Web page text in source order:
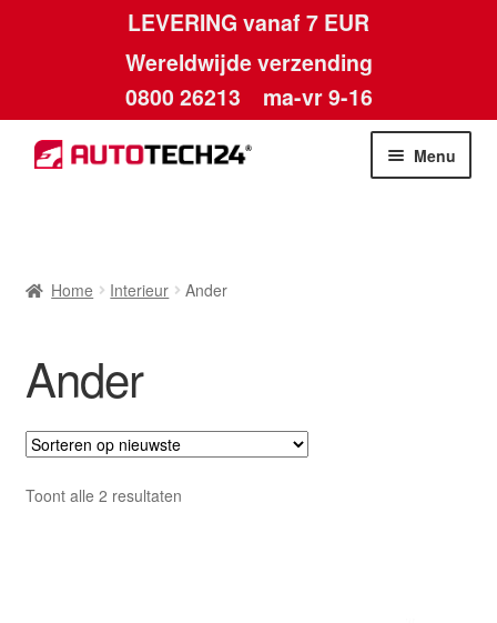
LEVERING vanaf 7 EUR
Wereldwijde verzending
0800 26213 ma-vr 9-16
Skip
to
Skip
to
Menu
Betalingen
Contact
Home Interieur Ander
Ander
Toont alle 2 resultatenGesorteerd